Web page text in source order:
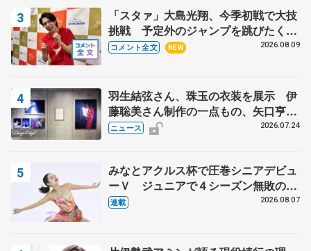
「スタァ」大島光翔、今季初戦で大技
挑戦 予定外のジャンプを跳びたくな
った理由とは… 【関東サマートロフ
コメント全文 NEW 2026.08.09
羽生結弦さん、珠玉の衣装を展示 伊
藤聡美さん制作の一点もの、矢口亨さ
んが撮影
ニュース 2026.07.24
みなとアクルス杯で圧巻シニアデビュ
ーＶ ジュニアで４シーズン無敗の島
田麻央
連載 2026.08.07